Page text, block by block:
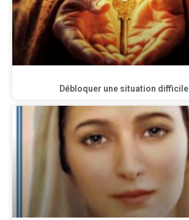
Débloquer une situation difficile